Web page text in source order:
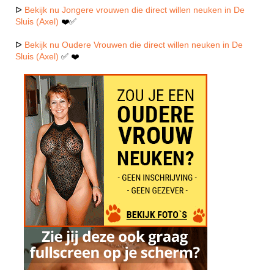
ᐅ Bekijk nu Jongere vrouwen die direct willen neuken in De
Sluis (Axel) ❤️✅
ᐅ Bekijk nu Oudere Vrouwen die direct willen neuken in De
Sluis (Axel) ✅ ❤️